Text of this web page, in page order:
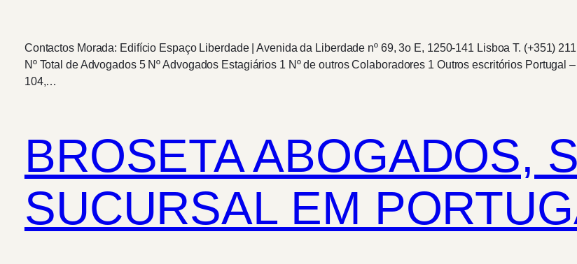
Contactos Morada: Edifício Espaço Liberdade | Avenida da Liberdade nº 69, 3o E, 1250-141 Lisboa T. (+351)
Nº Total de Advogados 5 Nº Advogados Estagiários 1 Nº de outros Colaboradores 1 Outros escritórios
104,…
BROSETA ABOGADOS,
SUCURSAL EM